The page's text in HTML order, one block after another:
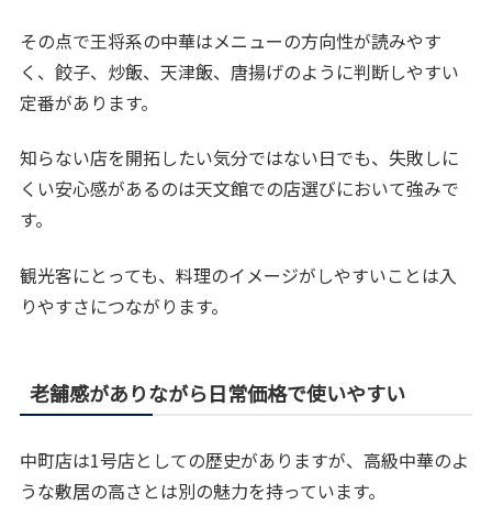
その点で王将系の中華はメニューの方向性が読みやす
く、餃子、炒飯、天津飯、唐揚げのように判断しやすい
定番があります。
知らない店を開拓したい気分ではない日でも、失敗しに
くい安心感があるのは天文館での店選びにおいて強みで
す。
観光客にとっても、料理のイメージがしやすいことは入
りやすさにつながります。
老舗感がありながら日常価格で使いやすい
中町店は1号店としての歴史がありますが、高級中華のよ
うな敷居の高さとは別の魅力を持っています。